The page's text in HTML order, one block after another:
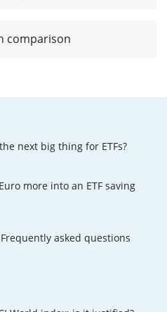
comparison
next big thing for ETFs?
more into an ETF saving
asked questions